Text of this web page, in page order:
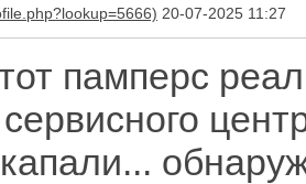
20-07-2025 11:27
памперс